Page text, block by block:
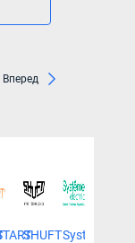
Вперед
SHUFTSysteme